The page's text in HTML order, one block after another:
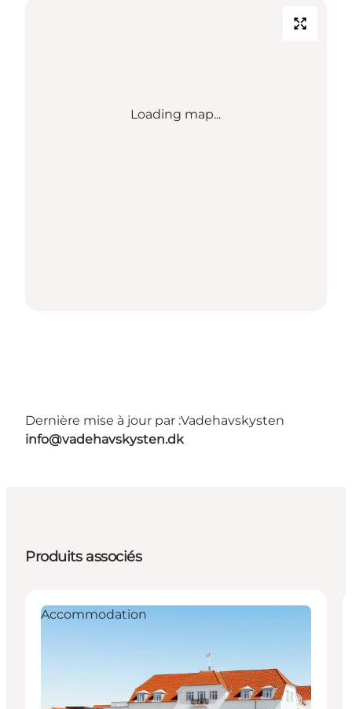
Loading map...
Dernière mise à jour par :Vadehavskysten
info@vadehavskysten.dk
Produits associés
Accommodation